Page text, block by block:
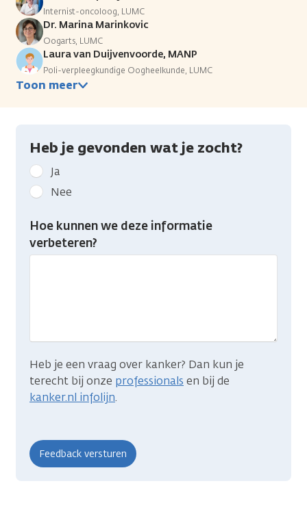
Internist-oncoloog, LUMC
Dr. Marina Marinkovic
Oogarts, LUMC
Laura van Duijvenvoorde, MANP
Poli-verpleegkundige Oogheelkunde, LUMC
Toon meer
Heb je gevonden wat je zocht?
Geef
kanker.nl
feedback:
Heb
je
gevonden
Ja
Nee
Hoe kunnen we deze informatie
verbeteren?
Heb je een vraag over kanker? Dan kun je
terecht bij onze professionals en bij de
kanker.nl infolijn.